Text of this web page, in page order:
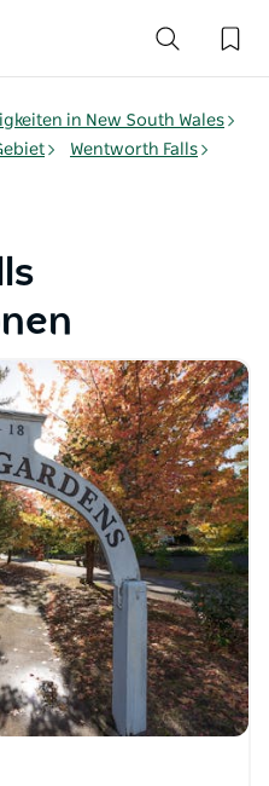
in New South Wales
Wentworth Falls